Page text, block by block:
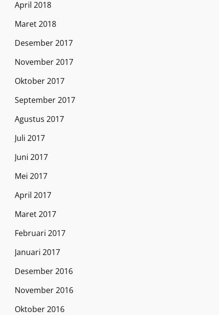
April 2018
Maret 2018
Desember 2017
November 2017
Oktober 2017
September 2017
Agustus 2017
Juli 2017
Juni 2017
Mei 2017
April 2017
Maret 2017
Februari 2017
Januari 2017
Desember 2016
November 2016
Oktober 2016